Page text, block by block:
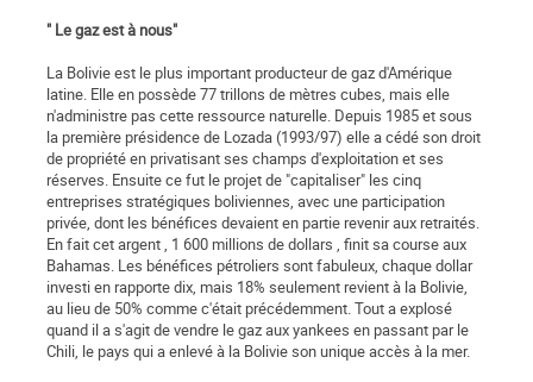
" Le gaz est à nous"
La Bolivie est le plus important producteur de gaz d'Amérique
latine. Elle en possède 77 trillons de mètres cubes, mais elle
n'administre pas cette ressource naturelle. Depuis 1985 et sous
la première présidence de Lozada (1993/97) elle a cédé son droit
de propriété en privatisant ses champs d'exploitation et ses
réserves. Ensuite ce fut le projet de "capitaliser" les cinq
entreprises stratégiques boliviennes, avec une participation
privée, dont les bénéfices devaient en partie revenir aux retraités.
En fait cet argent , 1 600 millions de dollars , finit sa course aux
Bahamas. Les bénéfices pétroliers sont fabuleux, chaque dollar
investi en rapporte dix, mais 18% seulement revient à la Bolivie,
au lieu de 50% comme c'était précédemment. Tout a explosé
quand il a s'agit de vendre le gaz aux yankees en passant par le
Chili, le pays qui a enlevé à la Bolivie son unique accès à la mer.